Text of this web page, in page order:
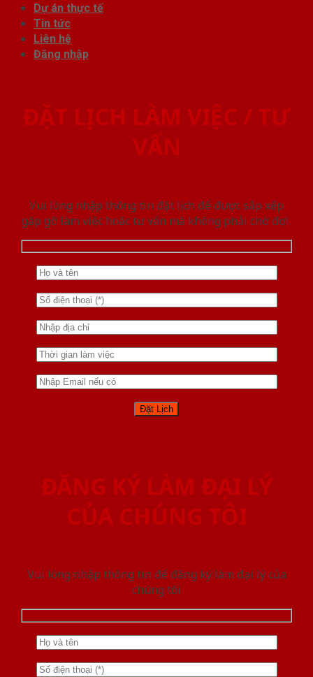
Dự án thực tế
Tin tức
Liên hệ
Đăng nhập
ĐẶT LỊCH LÀM VIỆC / TƯ
VẤN
Vui lòng nhập thông tin đặt lịch để được sắp xếp
gặp gỡ làm việc hoăc tư vấn mà không phải chờ đợi.
ĐĂNG KÝ LÀM ĐẠI LÝ
CỦA CHÚNG TÔI
Vui lòng nhập thông tin để đăng ký làm đại lý của
chúng tôi